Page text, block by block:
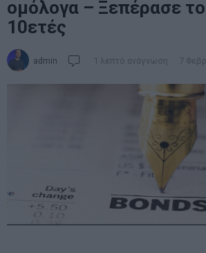
ομόλογα – Ξεπέρασε
10ετές
admin 1 λεπτό ανάγνωση 7